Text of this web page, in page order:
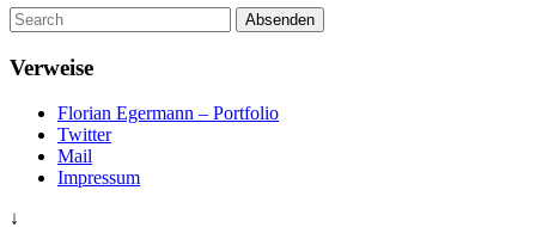
Um
diese
Seite
zu
suchen,
geben
einen
Suchbegriff
ein
Absenden
Verweise
Florian Egermann – Portfolio
Twitter
Mail
Impressum
↓